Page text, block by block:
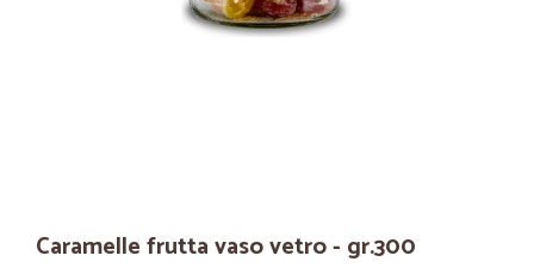
Caramelle frutta vaso vetro - gr.300